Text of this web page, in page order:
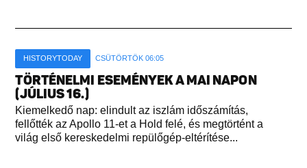
HISTORYTODAY CSÜTÖRTÖK 06:05
TÖRTÉNELMI ESEMÉNYEK A MAI NAPON
(JÚLIUS 16.)
Kiemelkedő nap: elindult az iszlám időszámítás,
fellőtték az Apollo 11-et a Hold felé, és megtörtént a
világ első kereskedelmi repülőgép-eltérítése...